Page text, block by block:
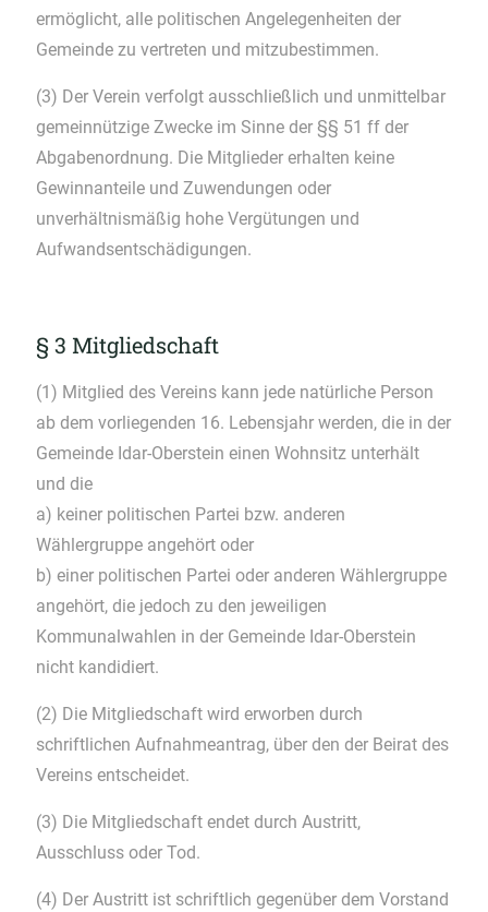
ermöglicht, alle politischen Angelegenheiten der
Gemeinde zu vertreten und mitzubestimmen.
(3) Der Verein verfolgt ausschließlich und unmittelbar
gemeinnützige Zwecke im Sinne der §§ 51 ff der
Abgabenordnung. Die Mitglieder erhalten keine
Gewinnanteile und Zuwendungen oder
unverhältnismäßig hohe Vergütungen und
Aufwandsentschädigungen.
§ 3 Mitgliedschaft
(1) Mitglied des Vereins kann jede natürliche Person
ab dem vorliegenden 16. Lebensjahr werden, die in der
Gemeinde Idar-Oberstein einen Wohnsitz unterhält
und die
a) keiner politischen Partei bzw. anderen
Wählergruppe angehört oder
b) einer politischen Partei oder anderen Wählergruppe
angehört, die jedoch zu den jeweiligen
Kommunalwahlen in der Gemeinde Idar-Oberstein
nicht kandidiert.
(2) Die Mitgliedschaft wird erworben durch
schriftlichen Aufnahmeantrag, über den der Beirat des
Vereins entscheidet.
(3) Die Mitgliedschaft endet durch Austritt,
Ausschluss oder Tod.
(4) Der Austritt ist schriftlich gegenüber dem Vorstand